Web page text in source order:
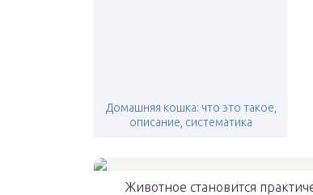
Домашняя кошка: что это такое,
описание, систематика
Животное становится